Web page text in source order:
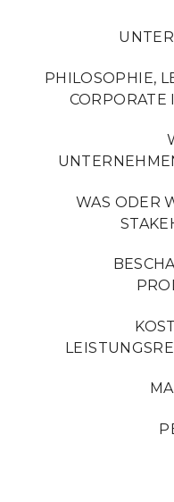
PHILOSOPHIE,
CORPORATE
WAS ODER